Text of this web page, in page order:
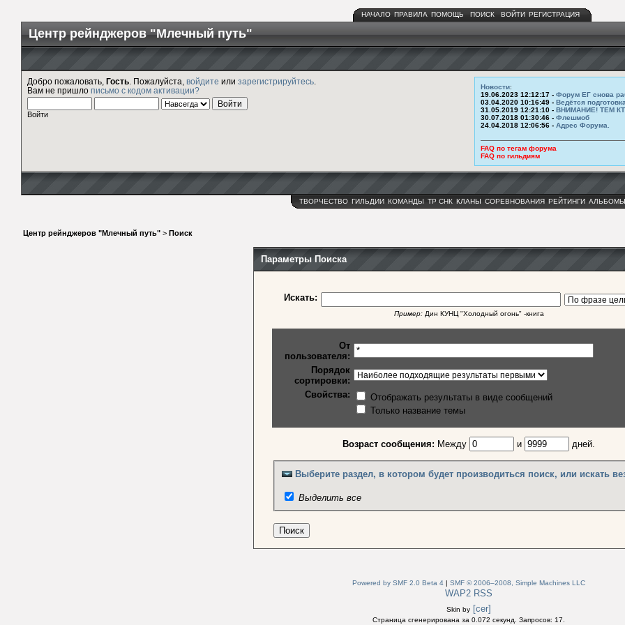
НАЧАЛО ПРАВИЛА ПОМОЩЬ ПОИСК ВОЙТИ РЕГИСТРАЦИЯ
Центр рейнджеров "Млечный путь"
Добро пожаловать, Гость . Пожалуйста, войдите или зарегистрируйтесь
Вам не пришло письмо с кодом активации?
Войти
Новости:
19.06.2023 12:12:17 - Форум ЕГ снова
03.04.2020 10:16:49 - Ведётся
31.05.2019 12:21:10 - ВНИМАНИЕ! ТЕМ
30.07.2018 01:30:46 - Флешмоб
24.04.2018 12:06:56 - Адрес Форума.
FAQ по тегам форума
FAQ по гильдиям
ТВОРЧЕСТВО ГИЛЬДИИ КОМАНДЫ ТР СНК КЛАНЫ СОРЕВНОВАНИЯ РЕЙТИНГИ АЛЬБОМЫ
Центр рейнджеров "Млечный путь" > Поиск
Параметры Поиска
Искать:
Пример:Дин КУНЦ "Холодный огонь" -книга
От
пользователя:
Порядок
сортировки:
Свойства:
Отображать результаты в виде сообщений
Только название темы
Возраст сообщения: Между и дней.
Выберите раздел, в котором будет производиться поиск, или искать
Выделить все
Powered by SMF 2.0 Beta 4 | SMF © 2006–2008, Simple Machines LLC
WAP2 RSS
Skin by [cer]
Страница сгенерирована за 0.072 секунд. Запросов: 17.